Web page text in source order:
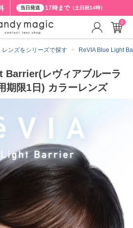
当日発送 17時まで（土日祝14時）
レンズをシリーズで探す ReVIA Blue Light
Barrier(レヴィアブルーラ
期限1日) カラーレンズ
0